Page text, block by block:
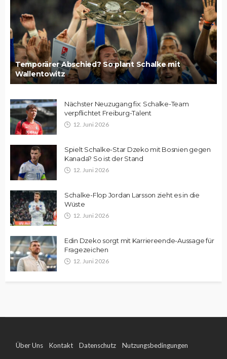
Temporärer Abschied? So plant Schalke mit
Wallentowitz
Nächster Neuzugang fix: Schalke-Team
verpflichtet Freiburg-Talent
12. Juni 2026
Spielt Schalke-Star Dzeko mit Bosnien gegen
Kanada? So ist der Stand
12. Juni 2026
Schalke-Flop Jordan Larsson zieht es in die
Wüste
12. Juni 2026
Edin Dzeko sorgt mit Karriereende-Aussage für
Fragezeichen
12. Juni 2026
Über Uns Kontakt Datenschutz Nutzungsbedingungen